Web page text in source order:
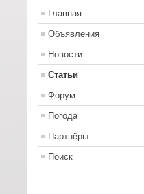
Главная
Объявления
Новости
Статьи
Форум
Погода
Партнёры
Поиск